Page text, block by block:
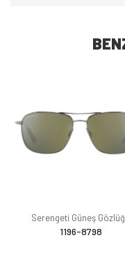
Serengeti Güneş
1196-8798